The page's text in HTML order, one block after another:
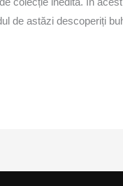
de astăzi descoperiți